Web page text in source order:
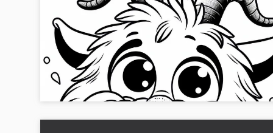
Sjov ged med skæg: Simpelt malebillede
Glæd dig over et sjovt farvelægningsbillede af en ged med
skæg, som er gratis til download. Hent
nu!...